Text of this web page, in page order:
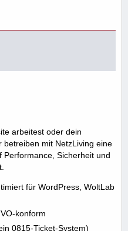
arbeitest oder dein
betreiben mit NetzLiving eine
Performance, Sicherheit und
für WordPress, WoltLab
konform
0815-Ticket-System)